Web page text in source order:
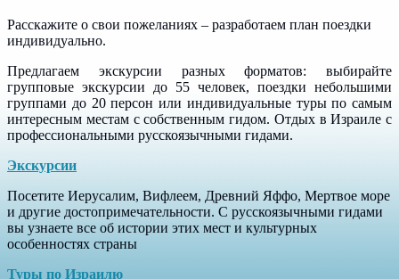
Расскажите о свои пожеланиях – разработаем план поездки
индивидуально.
Предлагаем экскурсии разных форматов: выбирайте
групповые экскурсии до 55 человек, поездки небольшими
группами до 20 персон или индивидуальные туры по самым
интересным местам с собственным гидом. Отдых в Израиле с
профессиональными русскоязычными гидами.
Экскурсии
Посетите Иерусалим, Вифлеем, Древний Яффо, Мертвое море
и другие достопримечательности. С русскоязычными гидами
вы узнаете все об истории этих мест и культурных
особенностях страны
Туры по Израилю